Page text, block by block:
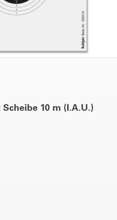
10 m (I.A.U.)